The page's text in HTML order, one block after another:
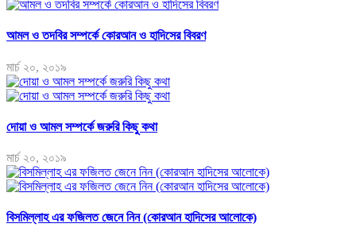
আমল ও তদবির সম্পর্কে কোরআন ও হাদিসের বিবরণ
মার্চ ২০, ২০১৯
দোয়া ও আমল সম্পর্কে জরুরি কিছু কথা
মার্চ ২০, ২০১৯
বিসমিল্লাহ এর ফজিলত জেনে নিন (কোরআন হাদিসের আলোকে)